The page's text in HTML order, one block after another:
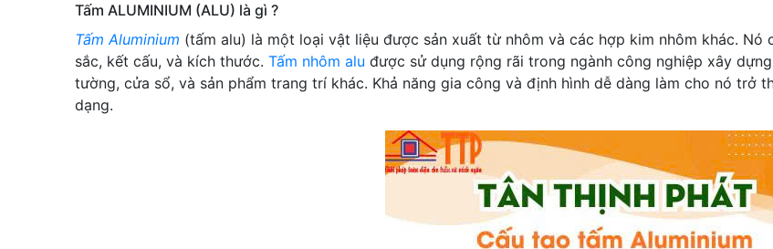
Tấm ALUMINIUM (ALU) là gì ?
Tấm Aluminium (tấm alu) là một loại vật liệu được sản xuất từ nhôm và các hợp kim nhôm khác.
sắc, kết cấu, và kích thước. Tấm nhôm alu được sử dụng rộng rãi trong ngành công nghiệp xây
tường, cửa sổ, và sản phẩm trang trí khác. Khả năng gia công và định hình dễ dàng làm cho nó trở
dạng.